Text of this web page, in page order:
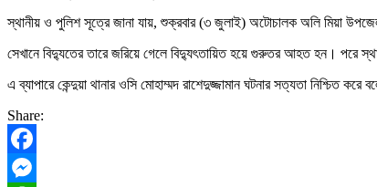
স্থানীয় ও পুলিশ সূত্রে জানা যায়, শুক্রবার (৩ জুলাই) অটোচালক অলি মিয়া
সেখানে বিদ্যুতের তারে জরিয়ে গেলে বিদ্যুৎতায়িত হয়ে গুরুতর আহত হন। পরে
এ ব্যাপারে কেন্দুয়া থানার ওসি মোহাম্মদ রাশেদুজ্জামান ঘটনার সত্যতা নিশ্চিত
Share:
Facebook